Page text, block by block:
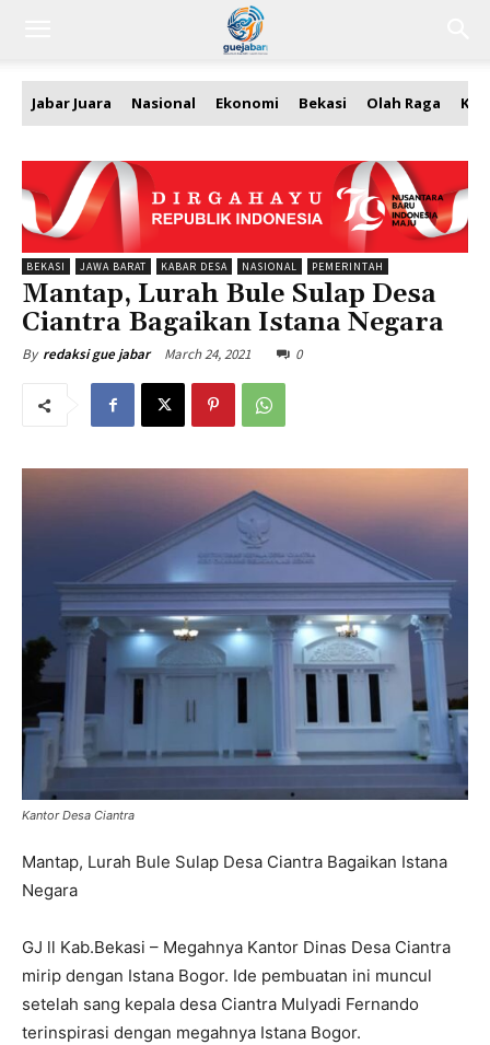
Jabar Juara Nasional Ekonomi Bekasi Olah Raga
BEKASI JAWA BARAT KABAR DESA NASIONAL PEMERINTAH
Mantap, Lurah Bule Sulap Desa
Ciantra Bagaikan Istana Negara
By redaksi gue jabar March 24, 2021 0
Kantor Desa Ciantra
Mantap, Lurah Bule Sulap Desa Ciantra Bagaikan Istana
Negara
GJ ll Kab.Bekasi – Megahnya Kantor Dinas Desa Ciantra
mirip dengan Istana Bogor. Ide pembuatan ini muncul
setelah sang kepala desa Ciantra Mulyadi Fernando
terinspirasi dengan megahnya Istana Bogor.